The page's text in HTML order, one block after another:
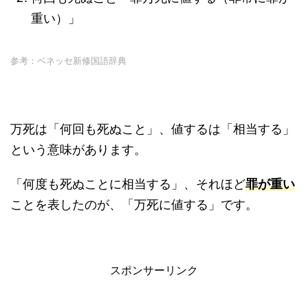
重い）」
参考：ベネッセ新修国語辞典
万死は「何回も死ぬこと」、値するは「相当する」
という意味があります。
「何度も死ぬことに相当する」、それほど罪が重い
ことを表したのが、「万死に値する」です。
スポンサーリンク